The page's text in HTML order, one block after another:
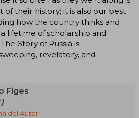
of their history; it is also our best
how the country thinks and
lifetime of scholarship and
Story of Russia is
revelatory, and
Figes
del Autor